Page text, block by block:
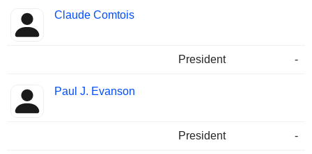
Claude Comtois
President -
Paul J. Evanson
President -